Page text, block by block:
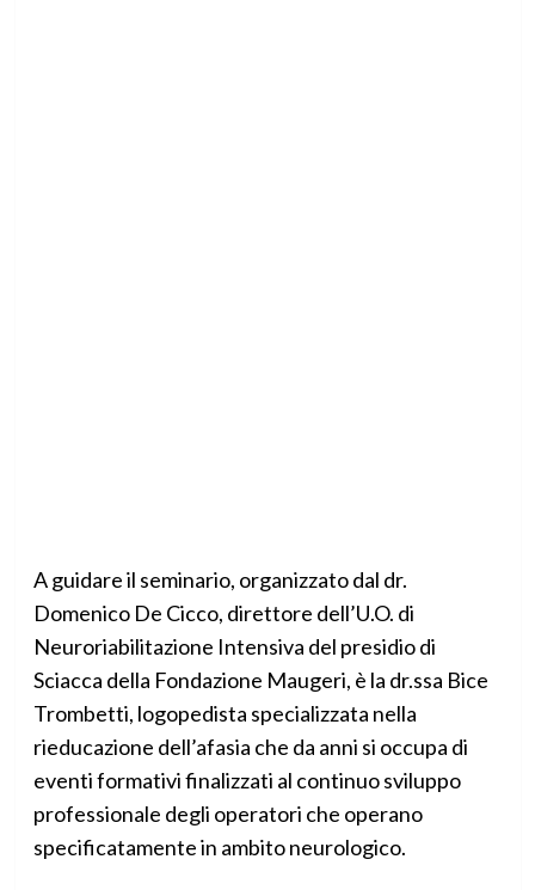
A guidare il seminario, organizzato dal dr.
Domenico De Cicco, direttore dell’U.O. di
Neuroriabilitazione Intensiva del presidio di
Sciacca della Fondazione Maugeri, è la dr.ssa Bice
Trombetti, logopedista specializzata nella
rieducazione dell’afasia che da anni si occupa di
eventi formativi finalizzati al continuo sviluppo
professionale degli operatori che operano
specificatamente in ambito neurologico.